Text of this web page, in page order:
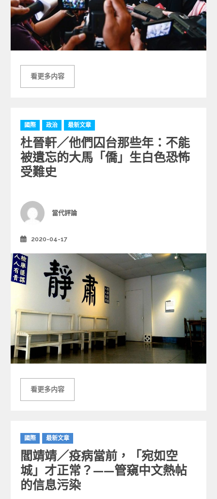
看更多内容
C
a
t
e
g
o
e
s
國際 政治 最新文章
杜晉軒／他們囚台那些年：不能
被遺忘的大馬「僑」生白色恐怖
受難史
Author
當代評論
2020-04-17
看更多内容
C
a
e
g
o
國際 最新文章
閻靖靖／疫病當前，「宛如空
城」才正常？——管窺中文熱帖
的信息污染